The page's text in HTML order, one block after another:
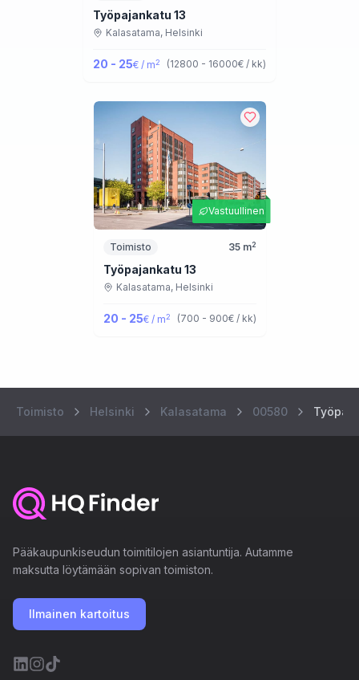
Työpajankatu 13
Kalasatama, Helsinki
20 - 25€ / m2 (12800 - 16000€ / kk)
Vastuullinen
Toimisto 35m2
Työpajankatu 13
Kalasatama, Helsinki
20 - 25€ / m2 (700 - 900€ / kk)
Toimisto Helsinki Kalasatama 00580
Pääkaupunkiseudun toimitilojen asiantuntija. Autamme
maksutta löytämään sopivan toimiston.
Ilmainen kartoitus